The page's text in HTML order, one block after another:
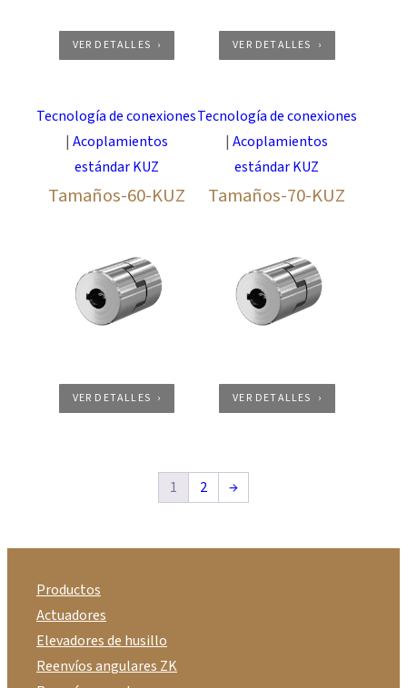
VER DETALLES VER DETALLES
Tecnología de conexiones
| Acoplamientos
estándar KUZ
Tamaños-60-KUZ
VER DETALLES
Tecnología de conexiones
|Acoplamientos
estándar KUZ
Tamaños-70-KUZ
VER DETALLES
1 2 →
Productos
Actuadores
Elevadores de husillo
Reenvíos angulares ZK